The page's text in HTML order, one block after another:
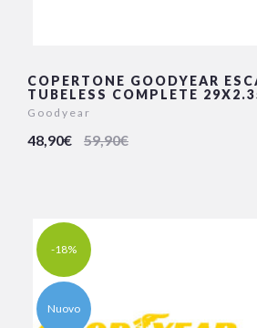
COPERTONE GOODYEAR
TUBELESS COMPLETE
Goodyear
48,90€ 59,90€
-18%
Nuovo